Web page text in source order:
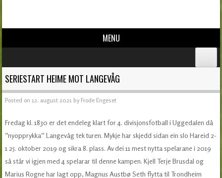
MENU
SERIESTART HEIME MOT LANGEVÅG
Posted on12. august 2021 by Frode Engeset
Fredag kl. 1830 er det endeleg klart for 4. divisjonsfotball i Uggedalen då
“nyopprykka” Langevåg tek turen. Mykje har skjedd sidan ein slo Hareid 2-
1 25. oktober 2019 og sikra 8. plass. Av dei 11 mest nytta spelarane i 2019
så står vi igjen med 4 spelarar til denne kampen. Kjell Terje Brusdal og
Marius Rogne har lagt opp, Magnus Austbø Seth flytta til Trondheim